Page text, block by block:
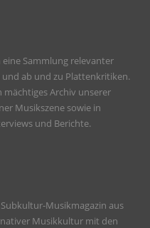
Sammlung relevanter
ab und zu Plattenkritiken.
Archiv unserer
Musikszene sowie in
und Berichte.
Musikmagazin aus
Musikkultur mit den